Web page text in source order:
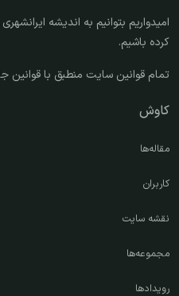
امیدواریم بتوانیم به اندیشه
کرده باشیم.
تمام قوانین سایت منطبق با قوانین
کاوش
مقاله‌ها
کاربران
نقشه سایت
مجموعه‌ها
رویدادها